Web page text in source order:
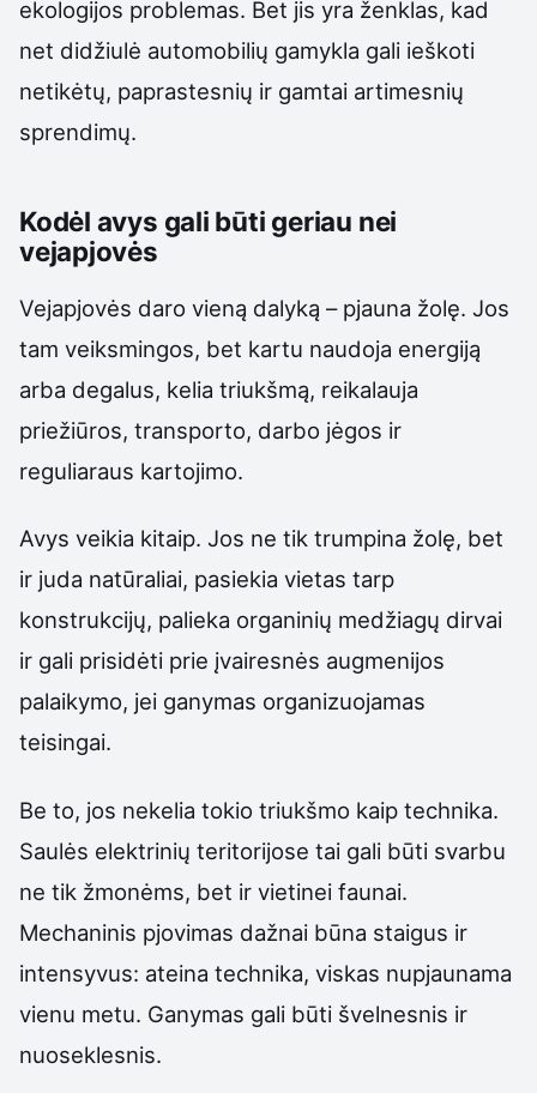
ekologijos problemas. Bet jis yra ženklas, kad
net didžiulė automobilių gamykla gali ieškoti
netikėtų, paprastesnių ir gamtai artimesnių
sprendimų.
Kodėl avys gali būti geriau nei
vejapjovės
Vejapjovės daro vieną dalyką – pjauna žolę. Jos
tam veiksmingos, bet kartu naudoja energiją
arba degalus, kelia triukšmą, reikalauja
priežiūros, transporto, darbo jėgos ir
reguliaraus kartojimo.
Avys veikia kitaip. Jos ne tik trumpina žolę, bet
ir juda natūraliai, pasiekia vietas tarp
konstrukcijų, palieka organinių medžiagų dirvai
ir gali prisidėti prie įvairesnės augmenijos
palaikymo, jei ganymas organizuojamas
teisingai.
Be to, jos nekelia tokio triukšmo kaip technika.
Saulės elektrinių teritorijose tai gali būti svarbu
ne tik žmonėms, bet ir vietinei faunai.
Mechaninis pjovimas dažnai būna staigus ir
intensyvus: ateina technika, viskas nupjaunama
vienu metu. Ganymas gali būti švelnesnis ir
nuoseklesnis.